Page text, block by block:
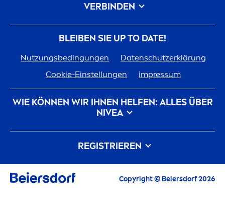
BLEIBEN SIE UP TO DATE!
Nutzungsbedingungen
Datenschutzerklärung
Cookie-Einstellungen
impressum
WIE KÖNNEN WIR IHNEN HELFEN: ALLES ÜBER
NIVEA
Markenhistorie
Karriere bei Beiersdorf
Unsere Philosophie
Kontakt
REGISTRIEREN
Alle aktuellen Highlights, Pflegetipps,
VERBINDEN
Copyright © Beiersdorf 2026